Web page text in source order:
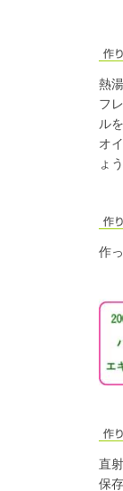
熱
フ
ル
オ
ょう
作
直
保